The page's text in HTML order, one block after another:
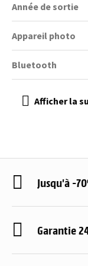
Année de sortie
Appareil photo
Bluetooth
Jusqu'à -
Garantie